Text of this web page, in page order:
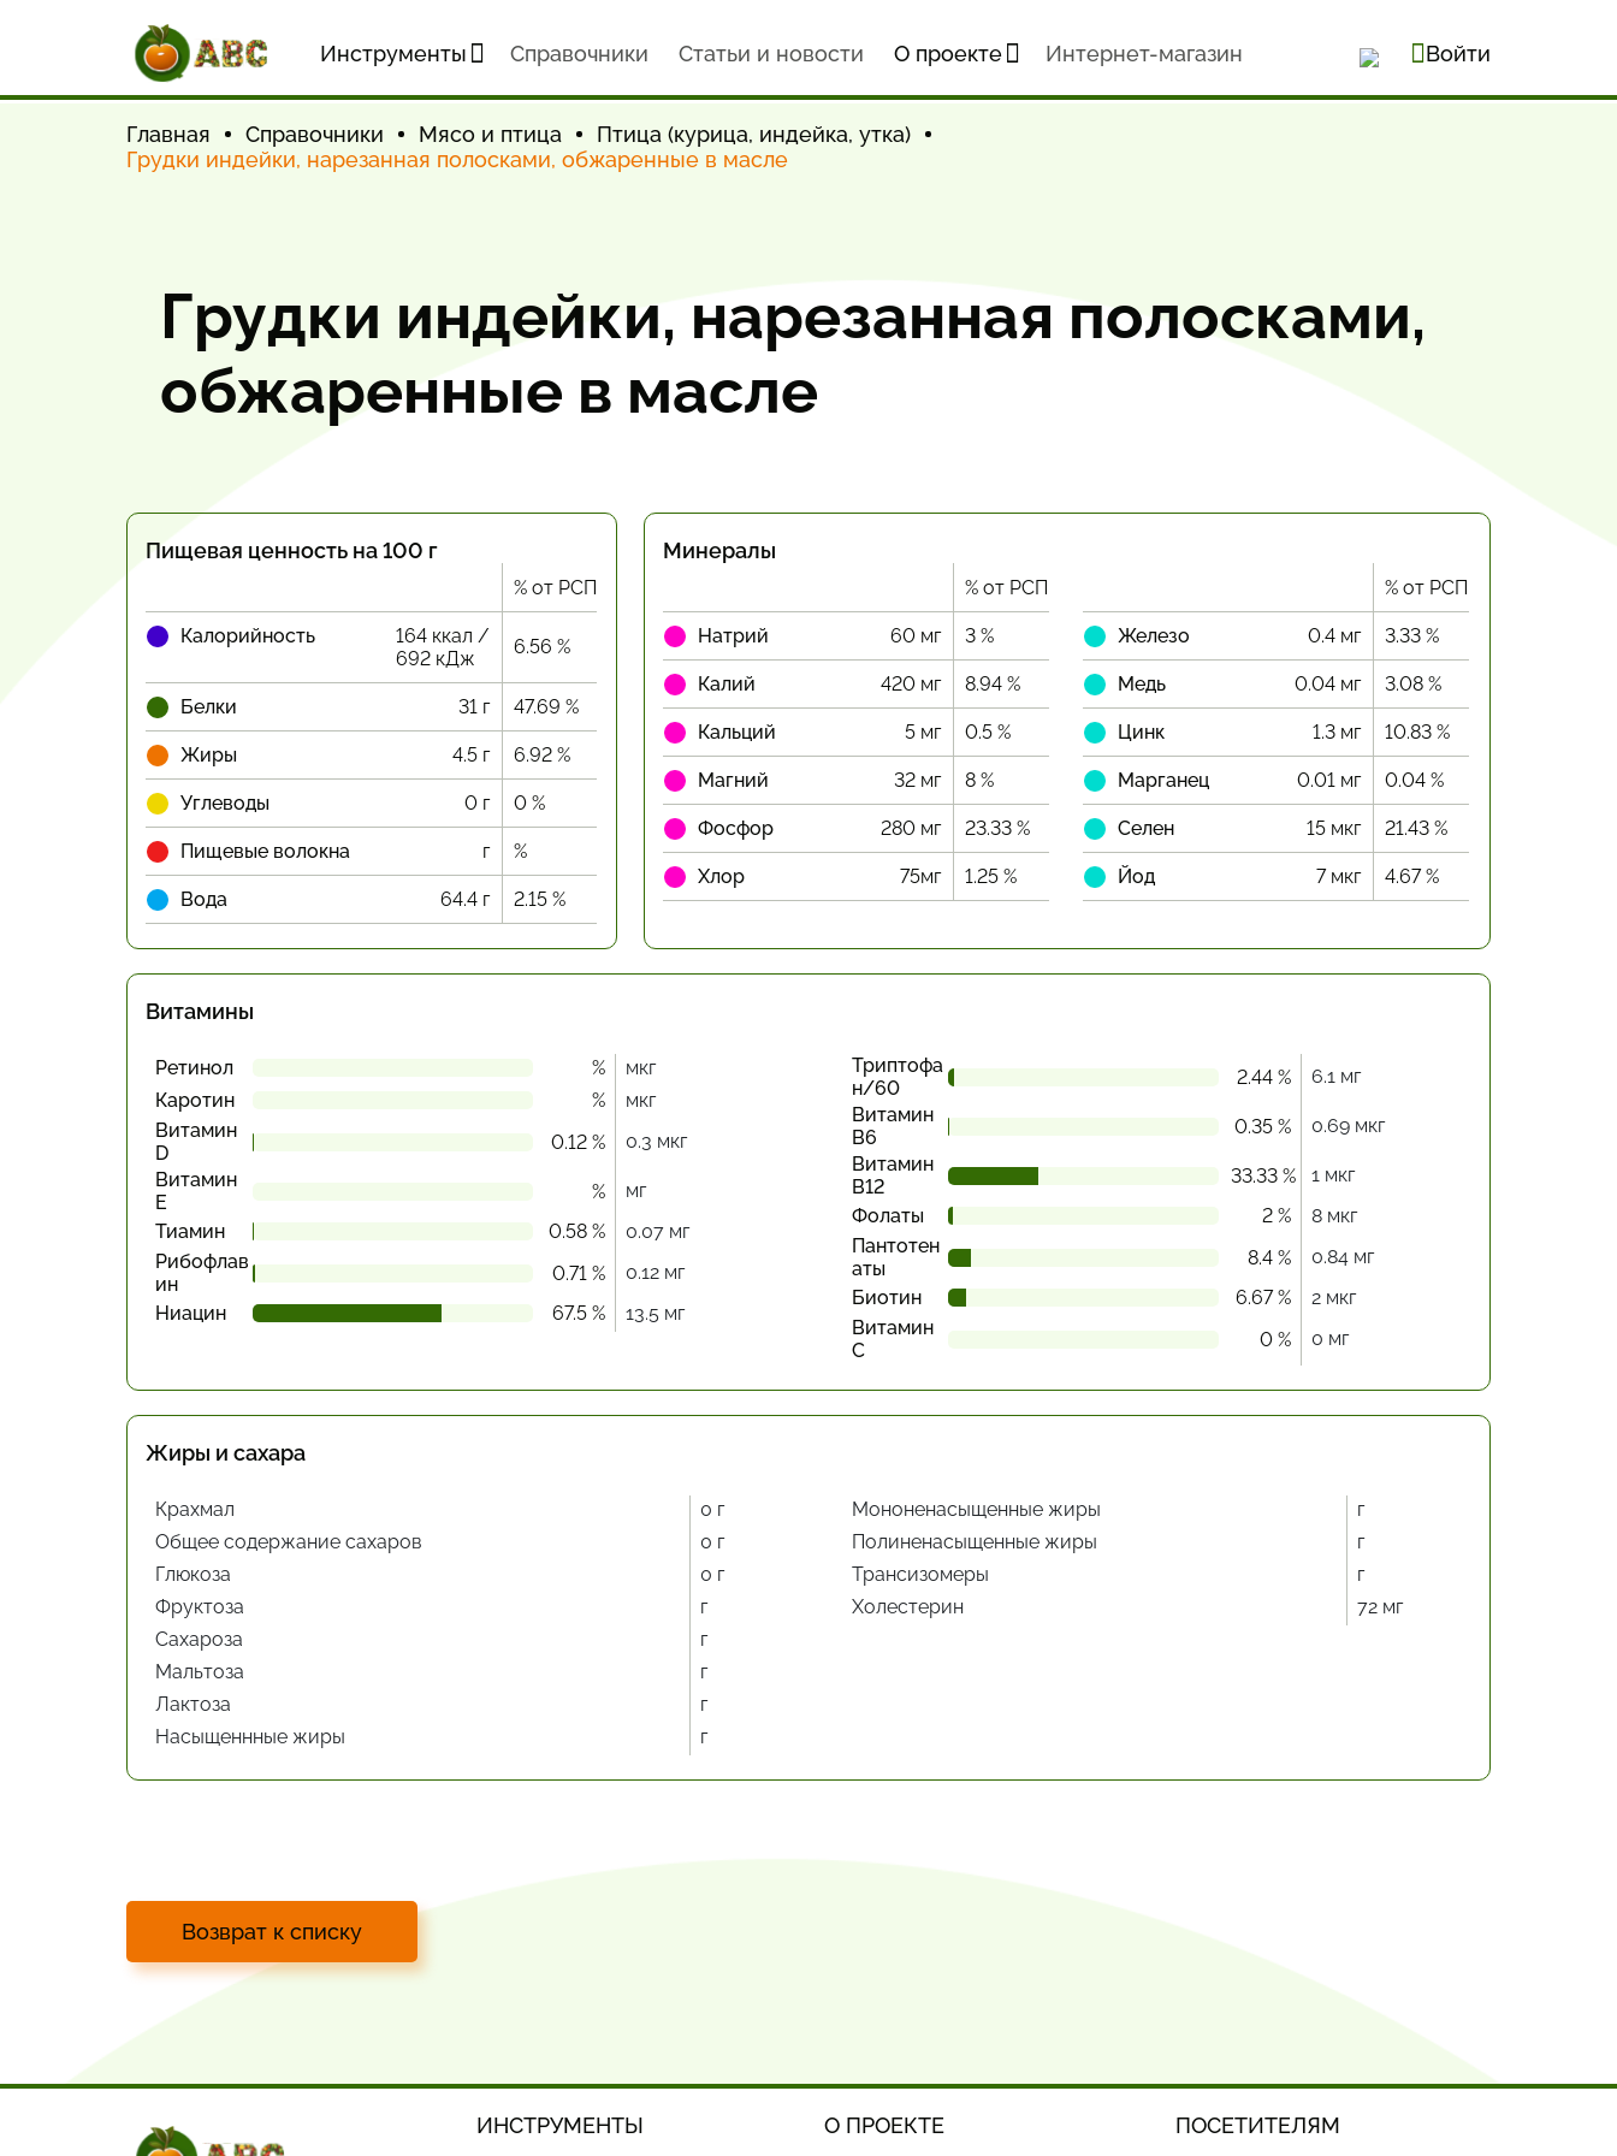
Инструменты Cправочники Статьи и новости О проекте Интернет-магазин Войти
Главная Справочники Мясо и птица
Птица (курица, индейка, утка)
Грудки индейки, нарезанная полосками, обжаренные в масле
Грудки индейки, нарезанная полосками,
обжаренные в масле
Пищевая ценность на 100 г
% от РСП
Калорийность
164 ккал /
692 кДж
6.56 %
Белки 31 г 47.69 %
Жиры 4.5 г 6.92 %
Углеводы 0 г 0 %
Пищевые волокна г %
Вода 64.4 г 2.15 %
Минералы
% от РСП
Натрий 60 мг 3 %
Калий 420 мг 8.94 %
Кальций 5 мг 0.5 %
Магний 32 мг 8 %
Фосфор 280 мг 23.33 %
Хлор 75мг 1.25 %
% от РСП
Железо 0.4 мг 3.33 %
Медь 0.04 мг 3.08 %
Цинк 1.3 мг 10.83 %
Марганец 0.01 мг 0.04 %
Селен 15 мкг 21.43 %
Йод 7 мкг 4.67 %
Витамины
Ретинол %
мкг
Каротин
%
мкг
Витамин
D
0.12 %
0.3 мкг
Витамин
Е
%
мг
Тиамин
0.58 %
0.07 мг
Рибофлав
ин
0.71 %
0.12 мг
Ниацин
67.5 % 13.5 мг
Триптофа
н/60
2.44 %
6.1 мг
Витамин
В6
0.35 %
0.69 мкг
Витамин
В12
33.33 %
1 мкг
Фолаты
2 %
8 мкг
Пантотен
аты
8.4 %
0.84 мг
Биотин
6.67 %
2 мкг
Витамин
С
0 % 0 мг
Жиры и сахара
Крахмал
0 г
Общее содержание сахаров
0 г
Глюкоза
0 г
Фруктоза
г
Сахароза
г
Мальтоза
г
Лактоза
г
Насыщеннные жиры
г
Мононенасыщенные жиры
г
Полиненасыщенные жиры
г
Трансизомеры
г
Холестерин
72 мг
Возврат к списку
ИНСТРУМЕНТЫ О ПРОЕКТЕ ПОСЕТИТЕЛЯМ